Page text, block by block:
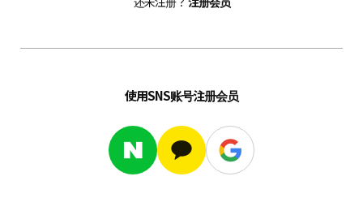
使用SNS账号注册会员